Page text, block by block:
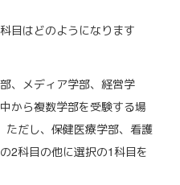
目はどのようになります
、メディア学部、経営学
から複数学部を受験する場
ただし、保健医療学部、看護
2科目の他に選択の1科目を